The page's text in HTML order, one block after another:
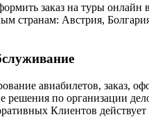
заказ на туры
странам: Австрия,
авиабилетов, заказ,
решения по организации
Клиентов